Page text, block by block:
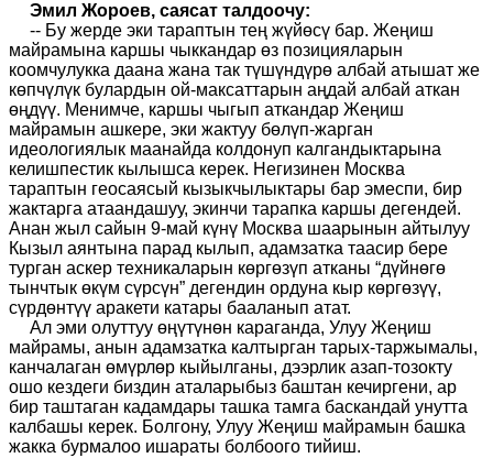
Эмил Жороев, саясат талдоочу:
-- Бу жерде эки тараптын тең жүйөсү бар. Жеңиш
майрамына каршы чыккандар өз позицияларын
коомчулукка даана жана так түшүндүрө албай атышат же
көпчүлүк булардын ой-максаттарын аңдай албай аткан
өңдүү. Менимче, каршы чыгып аткандар Жеңиш
майрамын ашкере, эки жактуу бөлүп-жарган
идеологиялык маанайда колдонуп калгандыктарына
келишпестик кылышса керек. Негизинен Москва
тараптын геосаясый кызыкчылыктары бар эмеспи, бир
жактарга атаандашуу, экинчи тарапка каршы дегендей.
Анан жыл сайын 9-май күнү Москва шаарынын айтылуу
Кызыл аянтына парад кылып, адамзатка таасир бере
турган аскер техникаларын көргөзүп атканы “дүйнөгө
тынчтык өкүм сүрсүн” дегендин ордуна кыр көргөзүү,
сүрдөнтүү аракети катары бааланып атат.
Ал эми олуттуу өңүтүнөн караганда, Улуу Жеңиш
майрамы, анын адамзатка калтырган тарых-таржымалы,
канчалаган өмүрлөр кыйылганы, дээрлик азап-тозокту
ошо кездеги биздин аталарыбыз баштан кечиргени, ар
бир таштаган кадамдары ташка тамга баскандай унутта
калбашы керек. Болгону, Улуу Жеңиш майрамын башка
жакка бурмалоо ишараты болбоого тийиш.